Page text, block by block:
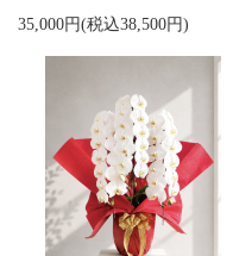
35,000円(税込38,500円)